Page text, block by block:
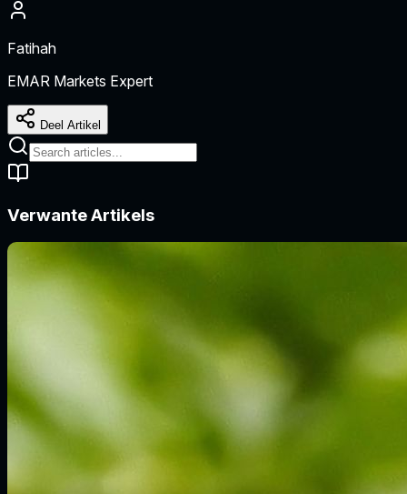
Fatihah
EMAR Markets Expert
Deel Artikel
Verwante Artikels